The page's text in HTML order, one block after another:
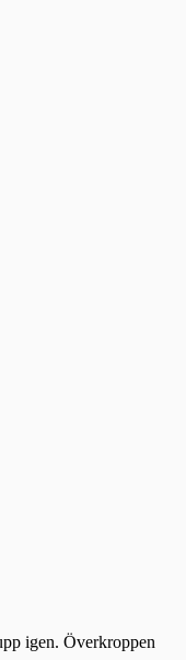
igen. Överkroppen